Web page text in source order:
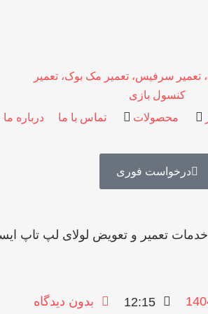
محصولات تماس با ما درباره ما
درخواست فوری
خدمات تعمیر و تعویض لولای لپ تاپ
12:15 بدون دیدگاه